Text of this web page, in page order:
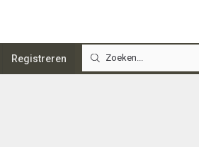
Registreren